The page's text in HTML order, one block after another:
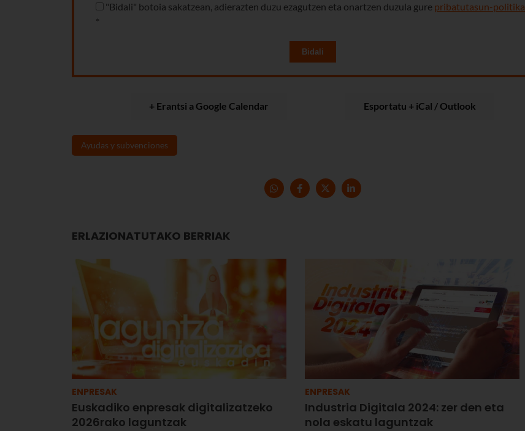
"Bidali" botoia sakatzean, adierazten duzu ezagutzen eta onartzen duzula gure pribatutasun-politika
*
Bidali
+ Erantsi a Google Calendar Esportatu + iCal / Outlook
Ayudas y subvenciones
ERLAZIONATUTAKO BERRIAK
ENPRESAK
Euskadiko enpresak digitalizatzeko
2026rako laguntzak
ENPRESAK
Industria Digitala 2024: zer den eta
nola eskatu laguntzak